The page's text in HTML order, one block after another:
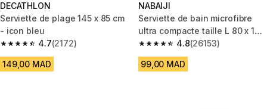
DECATHLON
Serviette de plage 145 x 85 cm
- icon bleu
4.7
4.7 out of 5 stars from 2172 reviews
(2172)
149,00 MAD
NABAIJI
Serviette de bain microfibre
ultra compacte taille L 80 x 130
cm, lila
4.8
4.8 out of 5 stars from 26153
(26153)
99,00 MAD